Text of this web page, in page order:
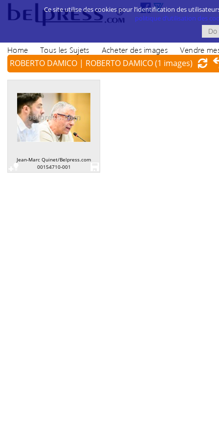
Home Tous les Sujets Acheter des images Vendre
ROBERTO DAMICO | ROBERTO DAMICO(1 images)
Jean-Marc Quinet/Belpress.com
00154710-001
Ce site utilise des cookies pour l’identification des
politique d’utilisation des